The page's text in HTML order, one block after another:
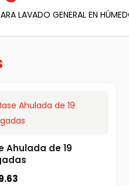
LAVADO GENERAL EN
Ahulada de 19